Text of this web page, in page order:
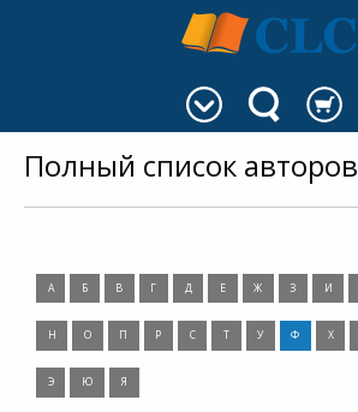
Полный список авторов
А Б В Г Д Е Ж З И
Н О П Р С Т У Ф Х
Э Ю Я